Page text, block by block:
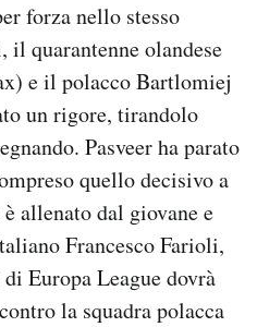
forza nello stesso
quarantenne olandese
e il polacco Bartlomiej
un rigore, tirandolo
Pasveer ha parato
quello decisivo a
allenato dal giovane e
Francesco Farioli,
Europa League dovrà
la squadra polacca